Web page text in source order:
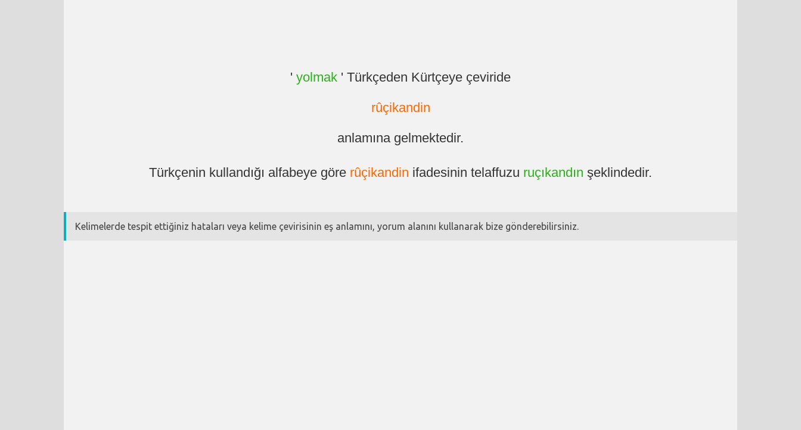
' yolmak ' Türkçeden Kürtçeye çeviride
rûçikandin
anlamına gelmektedir.
Türkçenin kullandığı alfabeye göre rûçikandin ifadesinin telaffuzu ruçıkandın şeklindedir.
Kelimelerde tespit ettiğiniz hataları veya kelime çevirisinin eş anlamını, yorum alanını kullanarak bize gönderebilirsiniz.